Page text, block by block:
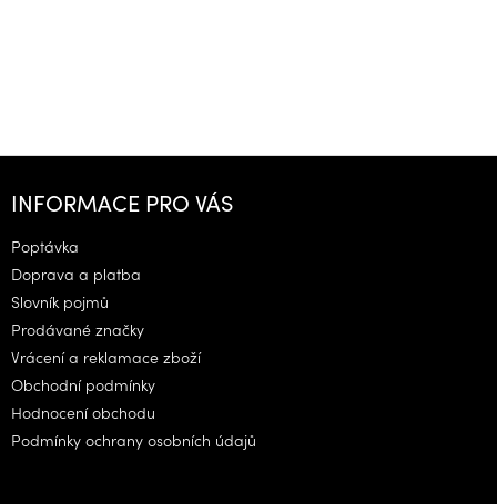
Z
INFORMACE PRO VÁS
Poptávka
Doprava a platba
Slovník pojmů
Prodávané značky
Vrácení a reklamace zboží
Obchodní podmínky
Hodnocení obchodu
Podmínky ochrany osobních údajů